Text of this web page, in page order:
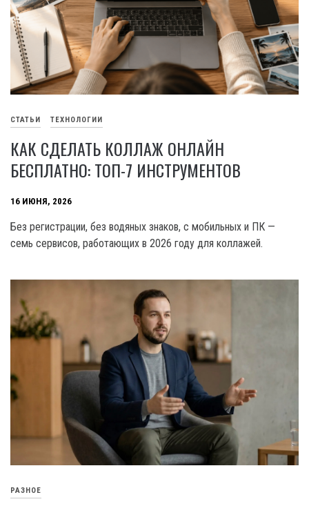
СТАТЬИ ТЕХНОЛОГИИ
КАК СДЕЛАТЬ КОЛЛАЖ ОНЛАЙН
БЕСПЛАТНО: ТОП-7 ИНСТРУМЕНТОВ
16 ИЮНЯ, 2026
Без регистрации, без водяных знаков, с мобильных и ПК —
семь сервисов, работающих в 2026 году для коллажей.
РАЗНОЕ